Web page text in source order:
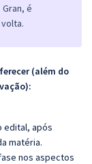
é
(além do
edital, após
matéria.
nos aspectos